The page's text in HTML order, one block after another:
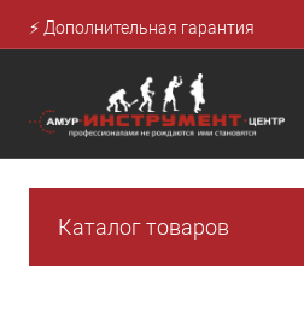
⚡ Дополнительная гарантия
Каталог товаров